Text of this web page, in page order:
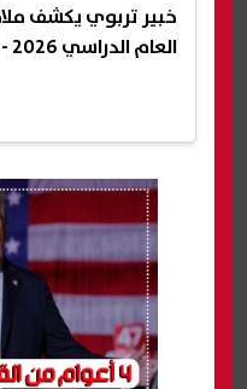
خبير تربوي يكشف
العام الدراسي 2026 - 2027